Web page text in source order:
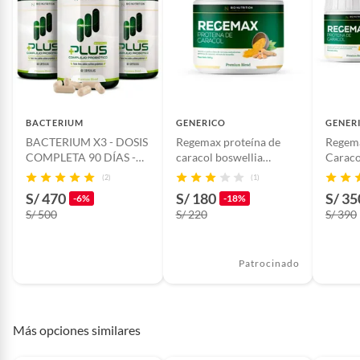
Baterías de auto.
Motocicletas y bicicletas motorizadas.
Licores y cigarros electrónicos.
acillus
coagulans,Fructooligosacárido
Modelo
Hecho en Perú
Características Orgánico
BACTERIUM
BACTERIUM X3 - DOSIS
COMPLETA 90 DÍAS -
180 CÁPSULAS(2)
S/ 470 -6%
S/ 500
GENERICO
Regemax proteína de
caracol boswellia
serrata y cúrcuma
(1)
S/ 180 -18%
S/ 220
Patrocinado
S/
S/ 390
Más opciones similares